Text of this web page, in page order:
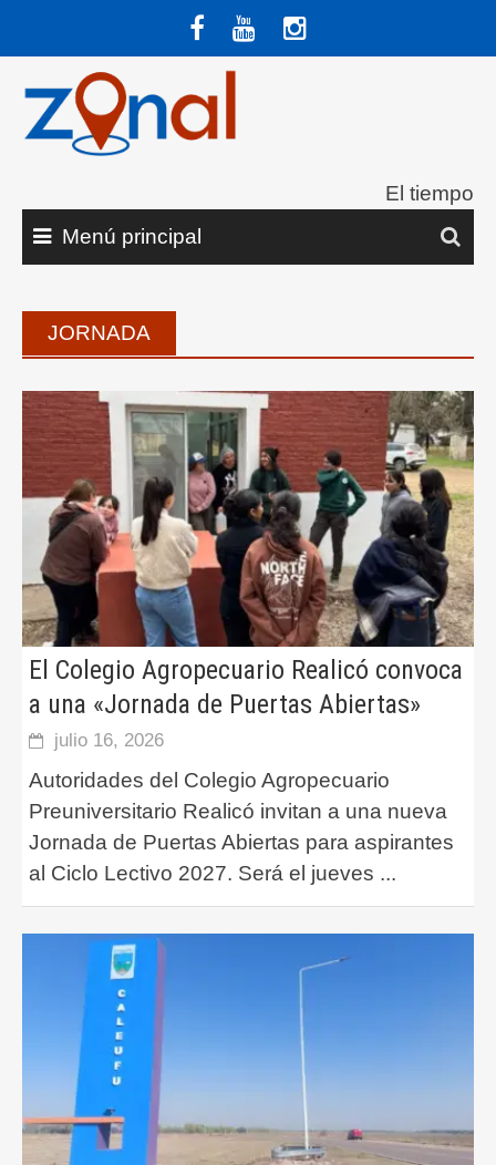
contenido
El tiempo
Menú principal
JORNADA
El Colegio Agropecuario Realicó convoca
a una «Jornada de Puertas Abiertas»
julio 16, 2026
Autoridades del Colegio Agropecuario
Preuniversitario Realicó invitan a una nueva
Jornada de Puertas Abiertas para aspirantes
al Ciclo Lectivo 2027. Será el jueves ...